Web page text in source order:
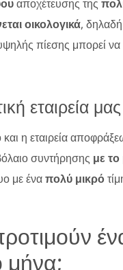
αποχέτευσης της
οικολογικά, δηλαδή
πίεσης μπορεί να
εταιρεία
η εταιρεία
συντήρησης με
με έναπολύ μικρό
μήνα;